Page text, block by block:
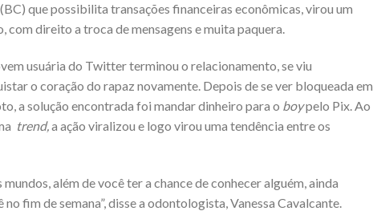
que possibilita transações financeiras econômicas, virou um
com direito a troca de mensagens e muita paquera.
usuária do Twitter terminou o relacionamento, se viu
o coração do rapaz novamente. Depois de se ver bloqueada em
a solução encontrada foi mandar dinheiro para o boypelo Pix. Ao
trend,a ação viralizou e logo virou uma tendência entre os
além de você ter a chance de conhecer alguém, ainda
fim de semana”, disse a odontologista, Vanessa Cavalcante.